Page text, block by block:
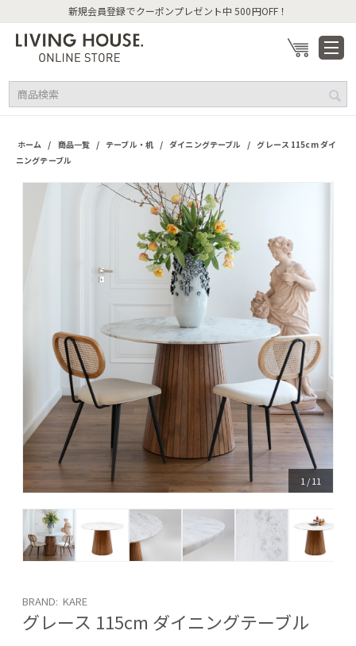
新規会員登録でクーポンプレゼント中 500円OFF！
ホーム / 商品一覧 / テーブル・机 / ダイニングテーブル / グレース 115cm ダイ
ニングテーブル
1 /11
BRAND: KARE
グレース 115cm ダイニングテーブル